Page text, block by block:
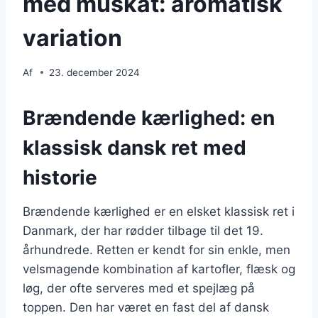
variation
Af 23. december 2024
Brændende kærlighed: en
klassisk dansk ret med
historie
Brændende kærlighed er en elsket klassisk ret i
Danmark, der har rødder tilbage til det 19.
århundrede. Retten er kendt for sin enkle, men
velsmagende kombination af kartofler, flæsk og
løg, der ofte serveres med et spejlæg på
toppen. Den har været en fast del af dansk